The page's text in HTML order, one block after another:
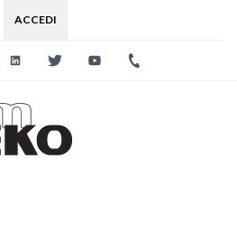
ACCEDI
InstagramLinkedinTwitter Youtube